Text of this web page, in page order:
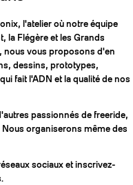
l'atelier où notre équipe
la Flégère et les Grands
nous vous proposons d'en
dessins, prototypes,
fait l'ADN et la qualité de nos
passionnés de freeride,
organiserons même des
sociaux et inscrivez-